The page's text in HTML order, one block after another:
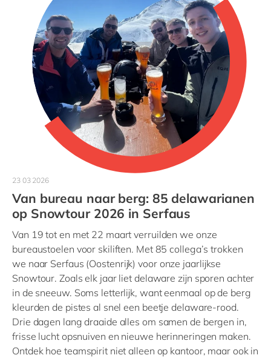
23 03 2026
Van bureau naar berg: 85 delawarianen
op Snowtour 2026 in Serfaus
Van 19 tot en met 22 maart verruilden we onze
bureaustoelen voor skiliften. Met 85 collega’s trokken
we naar Serfaus (Oostenrijk) voor onze jaarlijkse
Snowtour. Zoals elk jaar liet delaware zijn sporen achter
in de sneeuw. Soms letterlijk, want eenmaal op de berg
kleurden de pistes al snel een beetje delaware-rood.
Drie dagen lang draaide alles om samen de bergen in,
frisse lucht opsnuiven en nieuwe herinneringen maken.
Ontdek hoe teamspirit niet alleen op kantoor, maar ook in